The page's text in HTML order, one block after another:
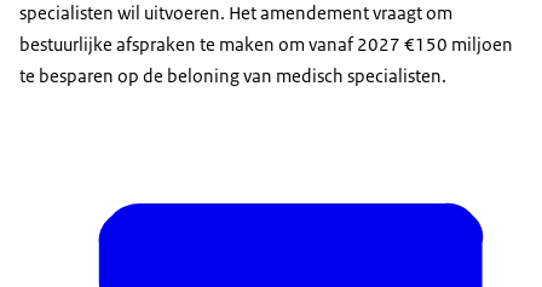
specialisten wil uitvoeren. Het amendement vraagt om
bestuurlijke afspraken te maken om vanaf 2027 €150 miljoen
te besparen op de beloning van medisch specialisten.